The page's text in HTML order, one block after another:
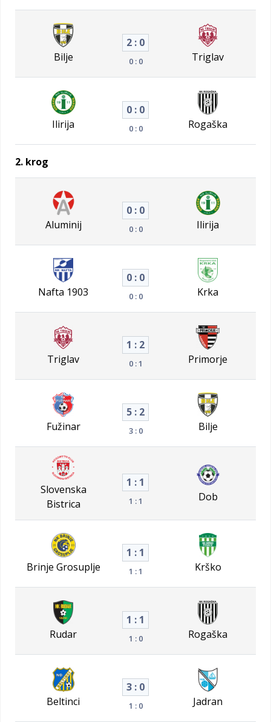
Bilje
2 : 0
0 : 0 Triglav
Ilirija
0 : 0
0 : 0 Rogaška
2. krog
Aluminij
0 : 0
0 : 0 Ilirija
Nafta 1903
0 : 0
0 : 0 Krka
Triglav
1 : 2
0 : 1 Primorje
Fužinar
5 : 2
3 : 0 Bilje
Slovenska
Bistrica
1 : 1
1 : 1 Dob
Brinje Grosuplje
1 : 1
1 : 1 Krško
Rudar
1 : 1
1 : 0 Rogaška
Beltinci
3 : 0
1 : 0 Jadran